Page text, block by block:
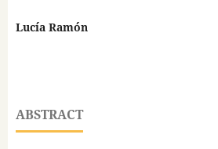
Lucía Ramón
ABSTRACT